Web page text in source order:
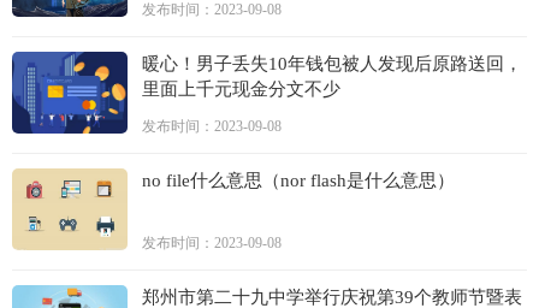
发布时间：2023-09-08
暖心！男子丢失10年钱包被人发现后原路送回，
里面上千元现金分文不少
发布时间：2023-09-08
no file什么意思（nor flash是什么意思）
发布时间：2023-09-08
郑州市第二十九中学举行庆祝第39个教师节暨表